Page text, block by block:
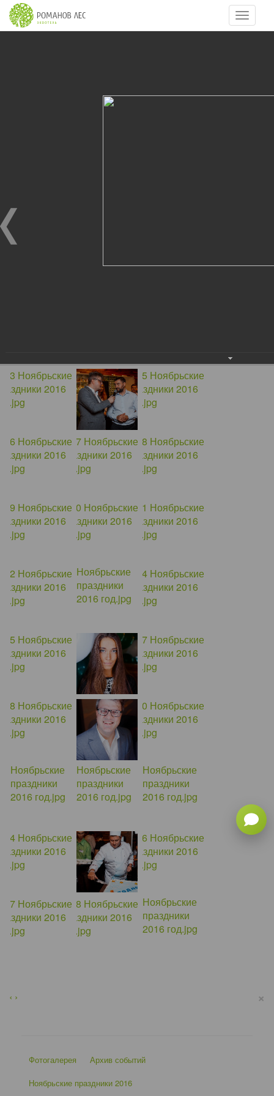
‹ › ×
Фотогалерея
Архив событий
Ноябрьские праздники 2016
17 из 39